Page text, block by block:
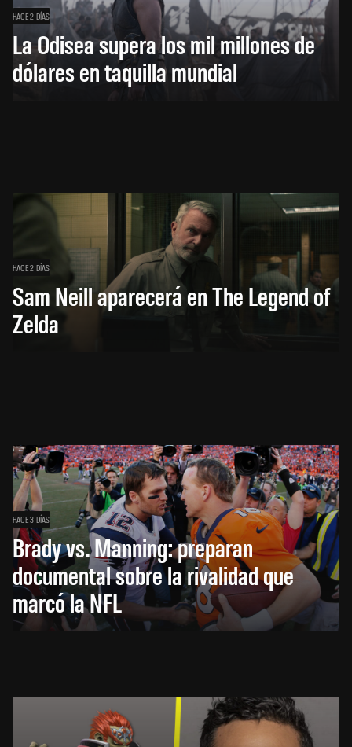
HACE 2 DÍAS
La Odisea supera los mil millones de
dólares en taquilla mundial
HACE 2 DÍAS
Sam Neill aparecerá en The Legend of
Zelda
HACE 3 DÍAS
Brady vs. Manning: preparan
documental sobre la rivalidad que
marcó la NFL